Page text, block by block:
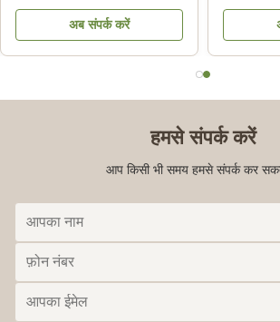
स्प्रिंग फॉर एआरसी
अब संपर्क करें
लिए मूल
बॉक्स ओई
हमसे संपर्क करें
आप किसी भी समय हमसे संपर्क कर